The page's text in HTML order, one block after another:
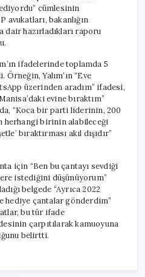
cümlesinin
bakanlığın
dair hazırladıkları raporu
ifadelerinde toplamda 5
Yalım’ın “Eve
üzerinden aradım” ifadesi,
evine bıraktım”
“Koca bir parti liderinin, 200
herhangi birinin alabileceği
bıraktırması akıl dışıdır”
için “Ben bu çantayı sevdiği
istediğini düşünüyorum”
belgede “Ayrıca 2022
hediye çantalar gönderdim”
bu tür ifade
çarpıtılarak kamuoyuna
belirtti.